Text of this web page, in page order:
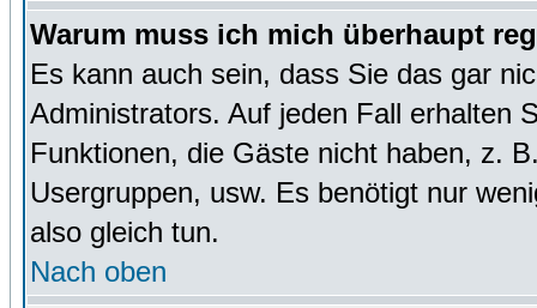
Warum muss ich mich überhaupt
Es kann auch sein, dass Sie das gar
Administrators. Auf jeden Fall erhalten
Funktionen, die Gäste nicht haben, z.
Usergruppen, usw. Es benötigt nur
also gleich tun.
Nach oben